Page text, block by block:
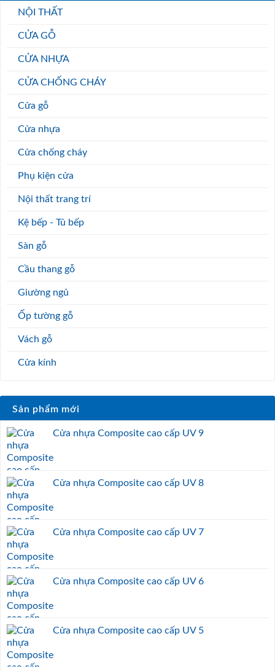
NỘI THẤT
CỬA GỖ
CỬA NHỰA
CỬA CHỐNG CHÁY
Cửa gỗ
Cửa nhựa
Cửa chống cháy
Phụ kiện cửa
Nội thất trang trí
Kệ bếp - Tủ bếp
Sàn gỗ
Cầu thang gỗ
Giường ngủ
Ốp tường gỗ
Vách gỗ
Cửa kính
Sản phẩm mới
Cửa nhựa Composite cao cấp UV 9
Cửa nhựa Composite cao cấp UV 8
Cửa nhựa Composite cao cấp UV 7
Cửa nhựa Composite cao cấp UV 6
Cửa nhựa Composite cao cấp UV 5